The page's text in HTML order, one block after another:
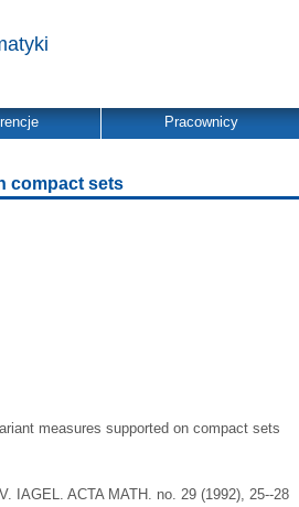
Pracownicy
compact sets
measures supported on compact sets
IAGEL. ACTA MATH. no. 29 (1992), 25--28